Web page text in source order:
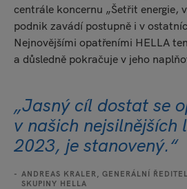
centrále koncernu „Šetřit energie,
podnik zavádí postupně i v
Nejnovějšími opatřeními HELLA
a důsledně pokračuje v jeho
„Jasný cíl dostat se
v našich nejsilnějších
2023, je stanovený.“
ANDREAS KRALER, GENERÁLNÍ
SKUPINY HELLA